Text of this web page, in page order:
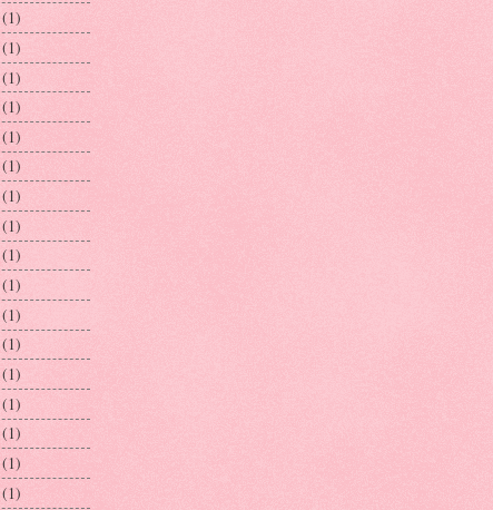
(1)
(1)
(1)
(1)
(1)
(1)
(1)
(1)
(1)
(1)
(1)
(1)
(1)
(1)
(1)
(1)
(1)